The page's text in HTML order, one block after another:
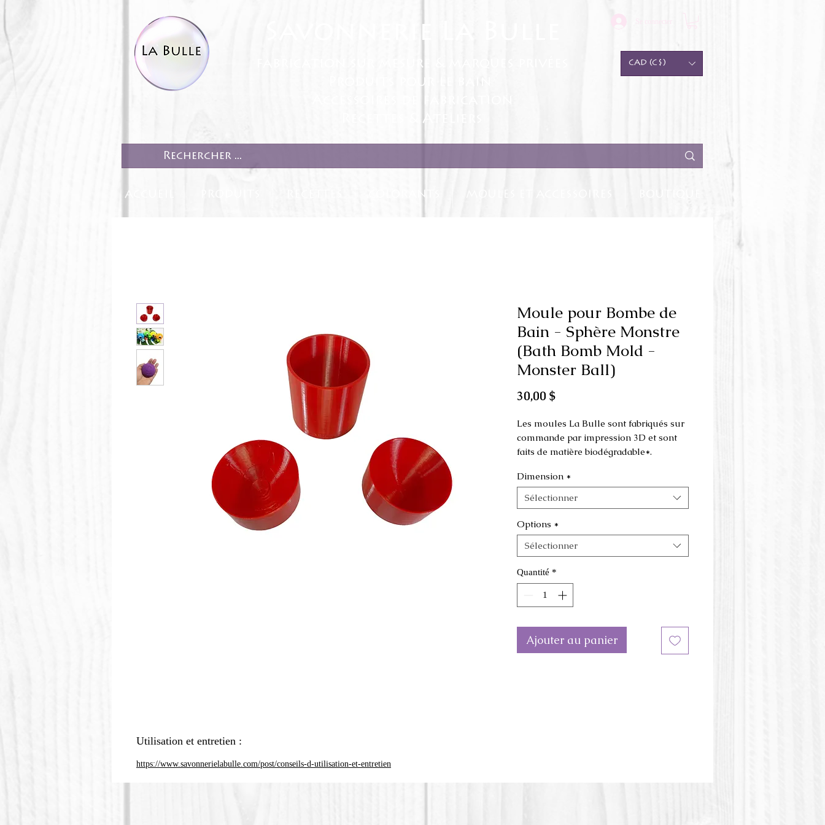
Savonnerie La Bulle
fabrication sur mesure & marques privées
Produits pour le bain
Recettes & Ateliers
CAD (C$)
ACCUEIL COLORANTS
Moule pour Bombe de
Bain - Sphère Monstre
(Bath Bomb Mold -
Monster Ball)
30,00 $Prix
Les moules La Bulle sont fabriqués sur
commande par impression 3D et sont
faits de matière biodégradable*.
Ce moule est fait en 3 parties et s'utilise
comme presse à la main
Les dimensions peuvent varier selon le
modèle choisi.
Ce moule peut être combiné aux moules
La couleur du moule peut être
différente de l'image.
*Le plastique PLA ou Acide polylactique
(Polylactic acid) est une matière plastique
Dimension *
Sélectionner
Options *
Sélectionner
Quantité *
Ajouter au panier
Utilisation et entretien :
https://www.savonnerielabulle.com/post/conseils-d-utilisation-et-entretien